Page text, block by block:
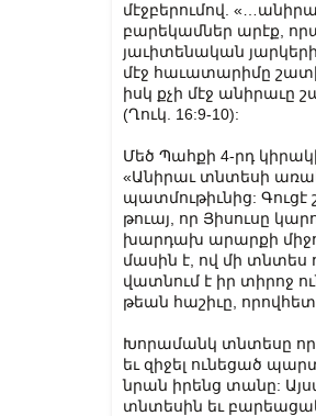
մէջբերումով.
բա­րե­կամ­ներ արէք,
յա­ւի­տե­նա­կան
մէջ հա­ւա­տա­րի­մը
իսկ քչի մէջ անիրա­ւը
(Ղուկ. 16:9-10):
Մեծ Պահքի 4-րդ
«Անիրաւ տնտեսի
պատմութիւնից:
թուայ, որ Յիսուսը
խարդախ արարքի
մասին է, ով մի տնտես
վատնում է իր տիրոջ
թեան հա­շի­ւը,
Խորամանկ տնտեսը
եւ զիջել ունեցած
նրան իրենց տանը:
տնտեսին եւ